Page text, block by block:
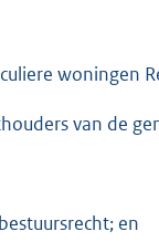
woningen
van de
en